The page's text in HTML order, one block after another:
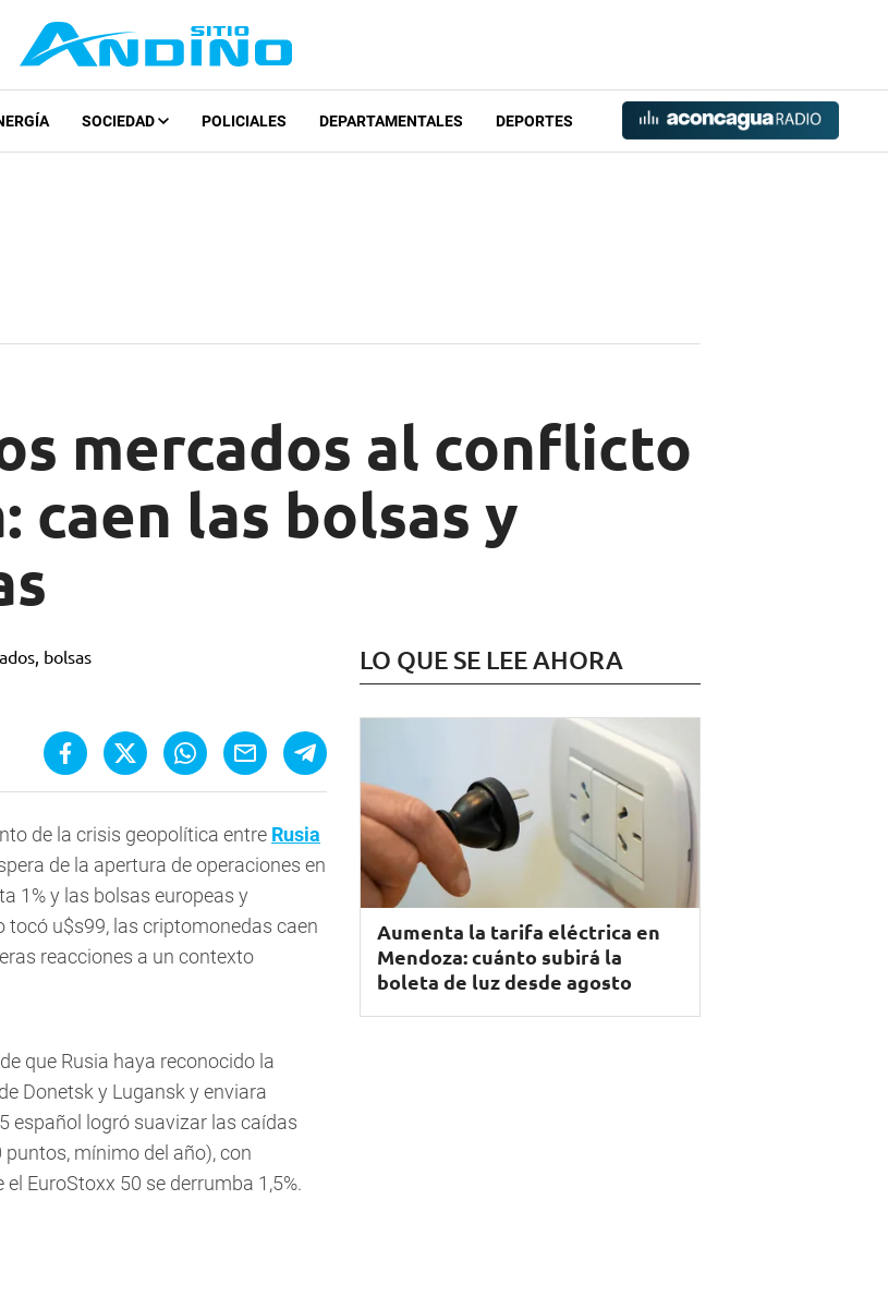
SOCIEDAD POLICIALES DEPARTAMENTALES DEPORTES
mercados al conflicto
caen las bolsas y
de la crisis geopolítica entre Rusia
de la apertura de operaciones en
1% y las bolsas europeas y
tocó u$s99, las criptomonedas caen
reacciones a un contexto
que Rusia haya reconocido la
Donetsk y Lugansk y enviara
español logró suavizar las caídas
puntos, mínimo del año), con
EuroStoxx 50 se derrumba 1,5%.
LO QUE SE LEE AHORA
Aumenta la tarifa eléctrica en
Mendoza: cuánto subirá la
boleta de luz desde agosto